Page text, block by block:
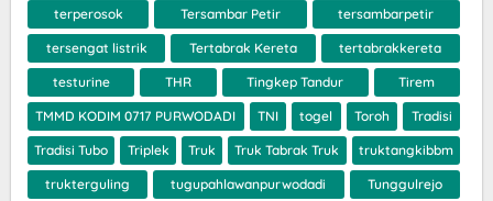
terperosok Tersambar Petir tersambarpetir
tersengat listrik Tertabrak Kereta tertabrakkereta
testurine THR Tingkep Tandur Tirem
TMMD KODIM 0717 PURWODADI TNI togel Toroh Tradisi
Tradisi Tubo Triplek Truk Truk Tabrak Truk truktangkibbm
trukterguling tugupahlawanpurwodadi Tunggulrejo